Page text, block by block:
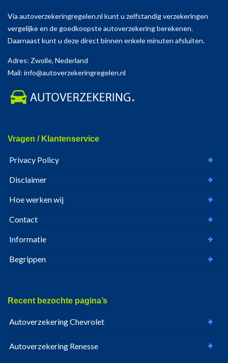
Via autoverzekeringregelen.nl kunt u zelfstandig verzekeringen
vergelijke en de goedkoopste autoverzekering berekenen.
Daarnaast kunt u deze direct binnen enkele minuten afsluiten.
Adres: Zwolle, Nederland
Mail: info@autoverzekeringregelen.nl
Vragen / Klantenservice
Privacy Policy
Disclaimer
Hoe werken wij
Contact
Informatie
Begrippen
Recent bezochte pagina’s
Autoverzekering Chevrolet
Autoverzekering Renesse